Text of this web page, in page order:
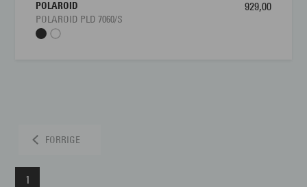
POLAROID
POLAROID PLD 7060/S
929,00
FORRIGE
1